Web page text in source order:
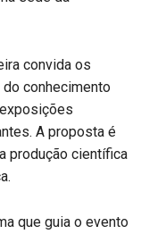
convida os
conhecimento
A proposta é
produção científica
que guia o evento